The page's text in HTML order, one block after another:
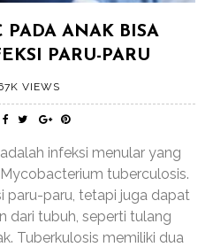
PADA ANAK BISA
PARU-PARU
VIEWS
infeksi menular yang
tuberculosis.
paru-paru, tetapi juga dapat
dari tubuh, seperti tulang
Tuberkulosis memiliki dua